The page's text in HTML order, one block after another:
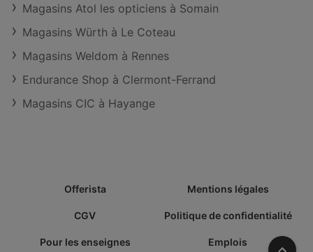
Magasins Atol les opticiens à Somain
Magasins Würth à Le Coteau
Magasins Weldom à Rennes
Endurance Shop à Clermont-Ferrand
Magasins CIC à Hayange
Offerista Mentions légales
CGV Politique de confidentialité
Pour les enseignes Emplois Vers